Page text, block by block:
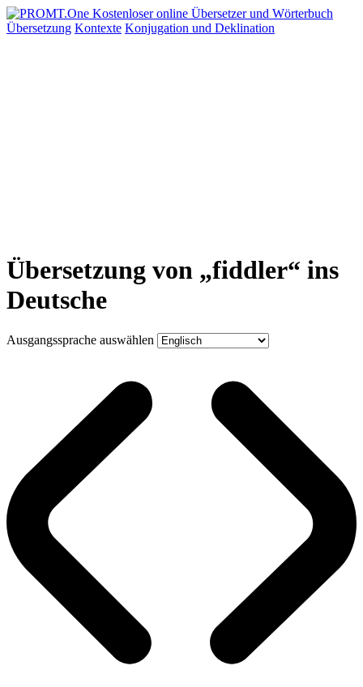
Übersetzung Kontexte Konjugation und Deklination
Übersetzung von „fiddler“ ins
Deutsche
Ausgangssprache auswählen